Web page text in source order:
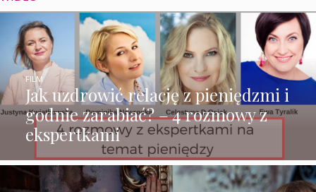
Jak uzdrowić relację z pieniędzmi i
godnie zarabiać? – 4 rozmowy z
ekspertkami
FILM